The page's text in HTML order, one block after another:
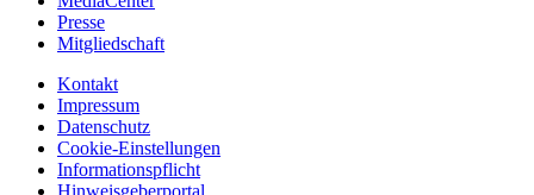
Presse
Mitgliedschaft
Kontakt
Impressum
Datenschutz
Cookie-Einstellungen
Informationspflicht